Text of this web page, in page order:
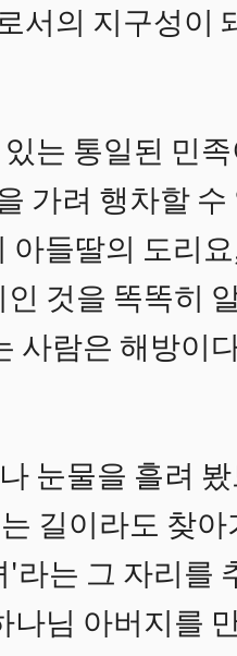
서의 지구성이
는 통일된 민
가려 행차할
들딸의 도리
것을 똑똑히
사람은 해방이
눈물을 흘려
길이라도 찾
라는 그 자리를
님 아버지를